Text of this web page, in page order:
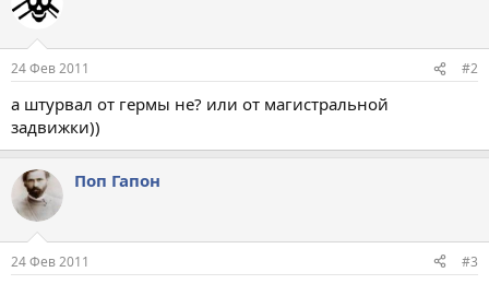
24 Фев 2011 #2
а штурвал от гермы не? или от магистральной
задвижки))
Поп Гапон
24 Фев 2011 #3